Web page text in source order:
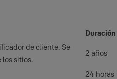
Duración
de cliente. Se
los sitios.
2 años
24 horas